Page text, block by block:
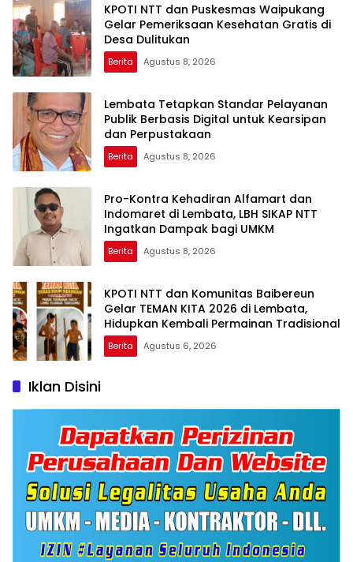
KPOTI NTT dan Puskesmas Waipukang
Gelar Pemeriksaan Kesehatan Gratis di
Desa Dulitukan
Berita Agustus 8, 2026
Lembata Tetapkan Standar Pelayanan
Publik Berbasis Digital untuk Kearsipan
dan Perpustakaan
Berita Agustus 8, 2026
Pro-Kontra Kehadiran Alfamart dan
Indomaret di Lembata, LBH SIKAP NTT
Ingatkan Dampak bagi UMKM
Berita Agustus 8, 2026
KPOTI NTT dan Komunitas Baibereun
Gelar TEMAN KITA 2026 di Lembata,
Hidupkan Kembali Permainan Tradisional
Berita Agustus 6, 2026
Iklan Disini